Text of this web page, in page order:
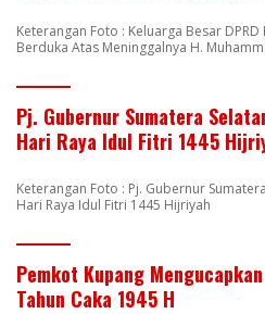
Keterangan Foto : Keluarga Besar
Berduka Atas Meninggalnya H.
Pj. Gubernur Sumatera
Hari Raya Idul Fitri 1445
Keterangan Foto : Pj. Gubernur
Hari Raya Idul Fitri 1445 Hijriyah
Pemkot Kupang
Tahun Caka 1945 H